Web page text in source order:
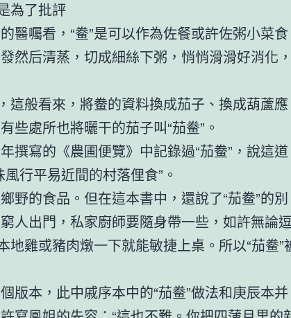
為了批評
醫囑看，“鲞”是可以作為佐餐或許佐粥小菜食
然后清蒸，切成細絲下粥，悄悄滑滑好消化，
這般看來，將鲞的資料換成茄子、換成葫蘆應
些處所也將曬干的茄子叫“茄鲞”。
撰寫的《農圃便覽》中記錄過“茄鲞”，說這道
行平易近間的村落俚食”。
野的食品。但在這本書中，還說了“茄鲞”的別
人出門，私家廚師要隨身帶一些，如許無論逗
地雞或豬肉燉一下就能敏捷上桌。所以“茄鲞”
版本，此中戚序本中的“茄鲞”做法和庚辰本并